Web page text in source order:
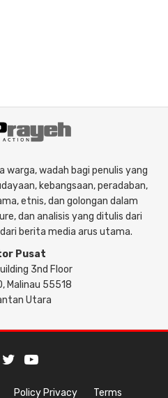
warga, wadah bagi penulis yang
kebangsaan, peradaban,
etnis, dan golongan dalam
dan analisis yang ditulis dari
berita media arus utama.
Pusat
3nd Floor
Malinau 55518
Utara
Policy Privacy Terms